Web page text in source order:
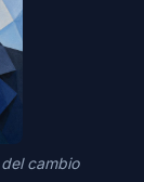
cambio